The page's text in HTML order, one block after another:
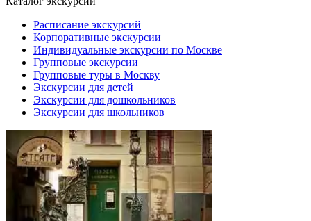
Расписание экскурсий
Корпоративные экскурсии
Индивидуальные экскурсии по Москве
Групповые экскурсии
Групповые туры в Москву
Экскурсии для детей
Экскурсии для дошкольников
Экскурсии для школьников